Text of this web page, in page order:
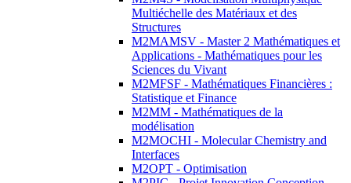
Multiéchelle des Matériaux et des
Structures
M2MAMSV - Master 2 Mathématiques et
Applications - Mathématiques pour les
Sciences du Vivant
M2MFSF - Mathématiques Financières :
Statistique et Finance
M2MM - Mathématiques de la
modélisation
M2MOCHI - Molecular Chemistry and
Interfaces
M2OPT - Optimisation